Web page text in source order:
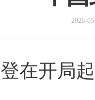
2026-
在开局